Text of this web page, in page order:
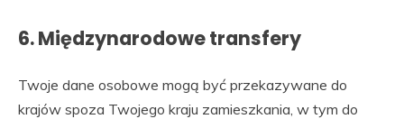
6. Międzynarodowe transfery
Twoje dane osobowe mogą być przekazywane do
krajów spoza Twojego kraju zamieszkania, w tym do